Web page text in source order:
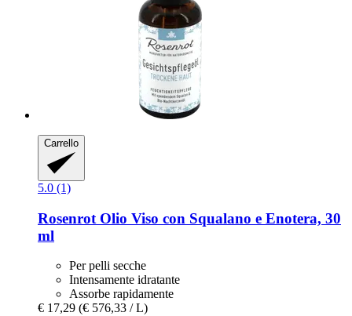
Carrello
5.0 (1)
Rosenrot Olio Viso con Squalano e Enotera, 30
ml
Per pelli secche
Intensamente idratante
Assorbe rapidamente
€ 17,29 (€ 576,33 / L)